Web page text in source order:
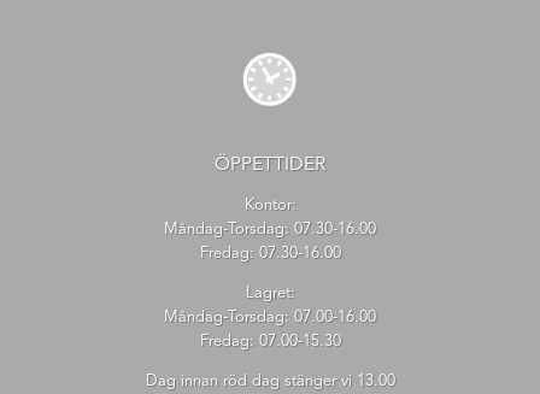
ÖPPETTIDER
Kontor:
Måndag-Torsdag: 07.30-16.00
Fredag: 07.30-16.00
Lagret:
Måndag-Torsdag: 07.00-16.00
Fredag: 07.00-15.30
Dag innan röd dag stänger vi 13.00